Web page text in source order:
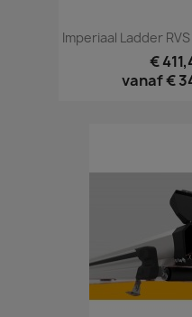
Imperiaal Ladder
€
vanaf€